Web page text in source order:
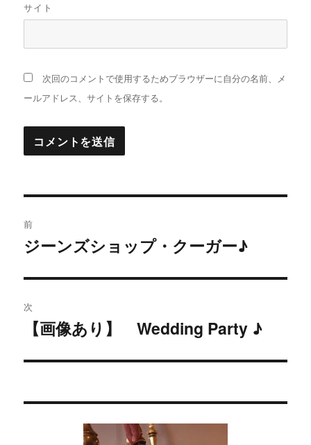
サイト
次回のコメントで使用するためブラウザーに自分の名前、メ
ールアドレス、サイトを保存する。
稿
ビ
ゲ
ー
前
過
の
投
稿:
ジーンズショップ・クーガー♪
次
投
【画像あり】 Wedding Party ♪